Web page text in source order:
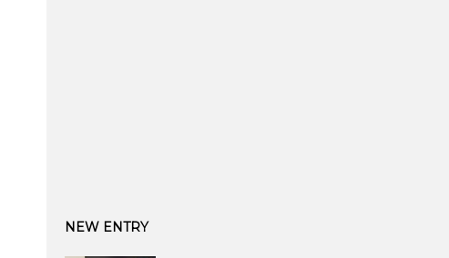
NEW ENTRY